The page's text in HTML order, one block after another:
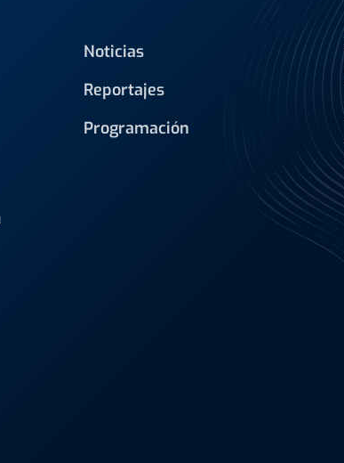
Noticias
Reportajes
Programación